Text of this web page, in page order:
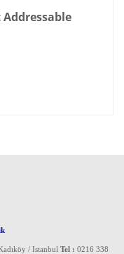
Addressable
/ Istanbul Tel : 0216 338